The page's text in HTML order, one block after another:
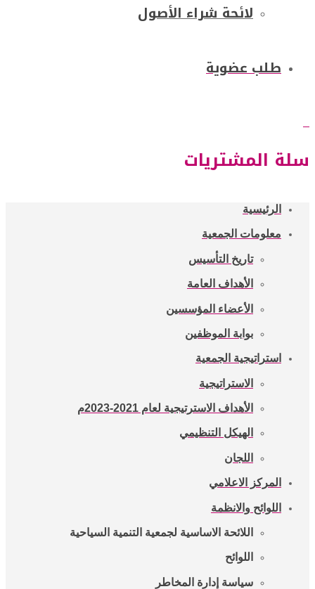
لائحة شراء الأصول
طلب عضوية
سلة المشتريات
الرئيسية
معلومات الجمعية
تاريخ التأسيس
الأهداف العامة
الأعضاء المؤسسين
بوابة الموظفين
استراتيجية الجمعية
الاستراتيجية
الأهداف الاسترتيجية لعام 2021-2023م
الهيكل التنظيمي
اللجان
المركز الاعلامي
اللوائح والانظمة
اللائحة الاساسية لجمعية التنمية السياحية
اللوائح
سياسة إدارة المخاطر